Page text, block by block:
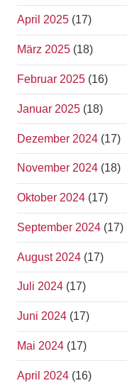
April 2025 (17)
März 2025 (18)
Februar 2025 (16)
Januar 2025 (18)
Dezember 2024 (17)
November 2024 (18)
Oktober 2024 (17)
September 2024 (17)
August 2024 (17)
Juli 2024 (17)
Juni 2024 (17)
Mai 2024 (17)
April 2024 (16)